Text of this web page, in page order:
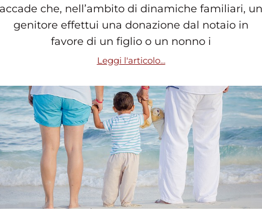
accade che, nell’ambito di dinamiche familiari, un
genitore effettui una donazione dal notaio in
favore di un figlio o un nonno i
Leggi l'articolo...